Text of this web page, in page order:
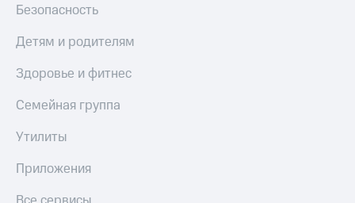
Безопасность
Детям и родителям
Здоровье и фитнес
Семейная группа
Утилиты
Приложения